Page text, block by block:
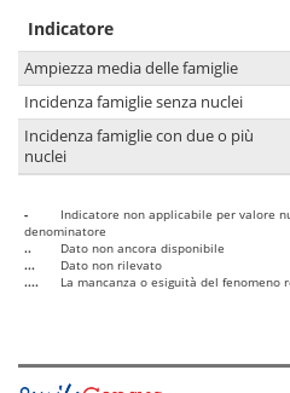
Indicatore
Ampiezza media delle famiglie
Incidenza famiglie senza nuclei
Incidenza famiglie con due o più
nuclei
-
Indicatore non applicabile per valore
denominatore
..
Dato non ancora disponibile
...
Dato non rilevato
....
La mancanza o esiguità del fenomeno